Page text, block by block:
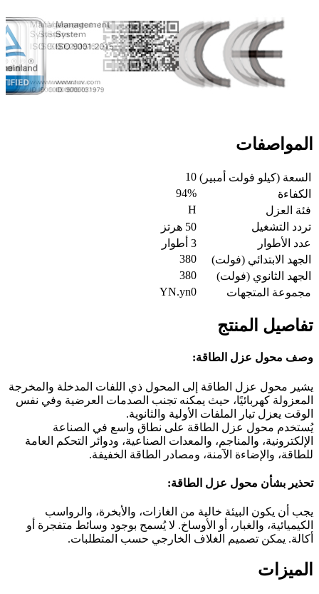
المواصفات
السعة (كيلو فولت أمبير) 10
الكفاءة
94%
فئة العزل
H
تردد التشغيل
50 هرتز
عدد الأطوار
3 أطوار
الجهد الابتدائي (فولت)
380
الجهد الثانوي (فولت)
380
مجموعة المتجهات
YN.yn0
تفاصيل المنتج
وصف محول عزل الطاقة:
يشير محول عزل الطاقة إلى المحول ذي اللفات المدخلة والمخرجة
المعزولة كهربائيًا، حيث يمكنه تجنب الصدمات العرضية وفي نفس
الوقت يعزل تيار الملفات الأولية والثانوية.
يُستخدم محول عزل الطاقة على نطاق واسع في الصناعة
الإلكترونية، والمناجم، والمعدات الصناعية، ودوائر التحكم العامة
للطاقة، والإضاءة الآمنة، ومصادر الطاقة الخفيفة.
تحذير بشأن محول عزل الطاقة:
يجب أن يكون البيئة خالية من الغازات، والأبخرة، والرواسب
الكيميائية، والغبار، أو الأوساخ. لا يُسمح بوجود وسائط متفجرة أو
أكالة. يمكن تصميم الغلاف الخارجي حسب المتطلبات.
الميزات